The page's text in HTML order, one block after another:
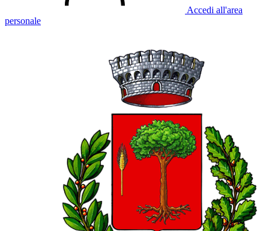
Accedi all'area
personale